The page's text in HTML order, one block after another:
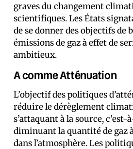
graves du changement
scientifiques. Les États
de se donner des objectifs de
émissions de gaz à effet de
ambitieux.
A comme Atténuation
L’objectif des politiques
réduire le dérèglement
s’attaquant à la source, c’est-
diminuant la quantité de gaz
dans l’atmosphère. Les